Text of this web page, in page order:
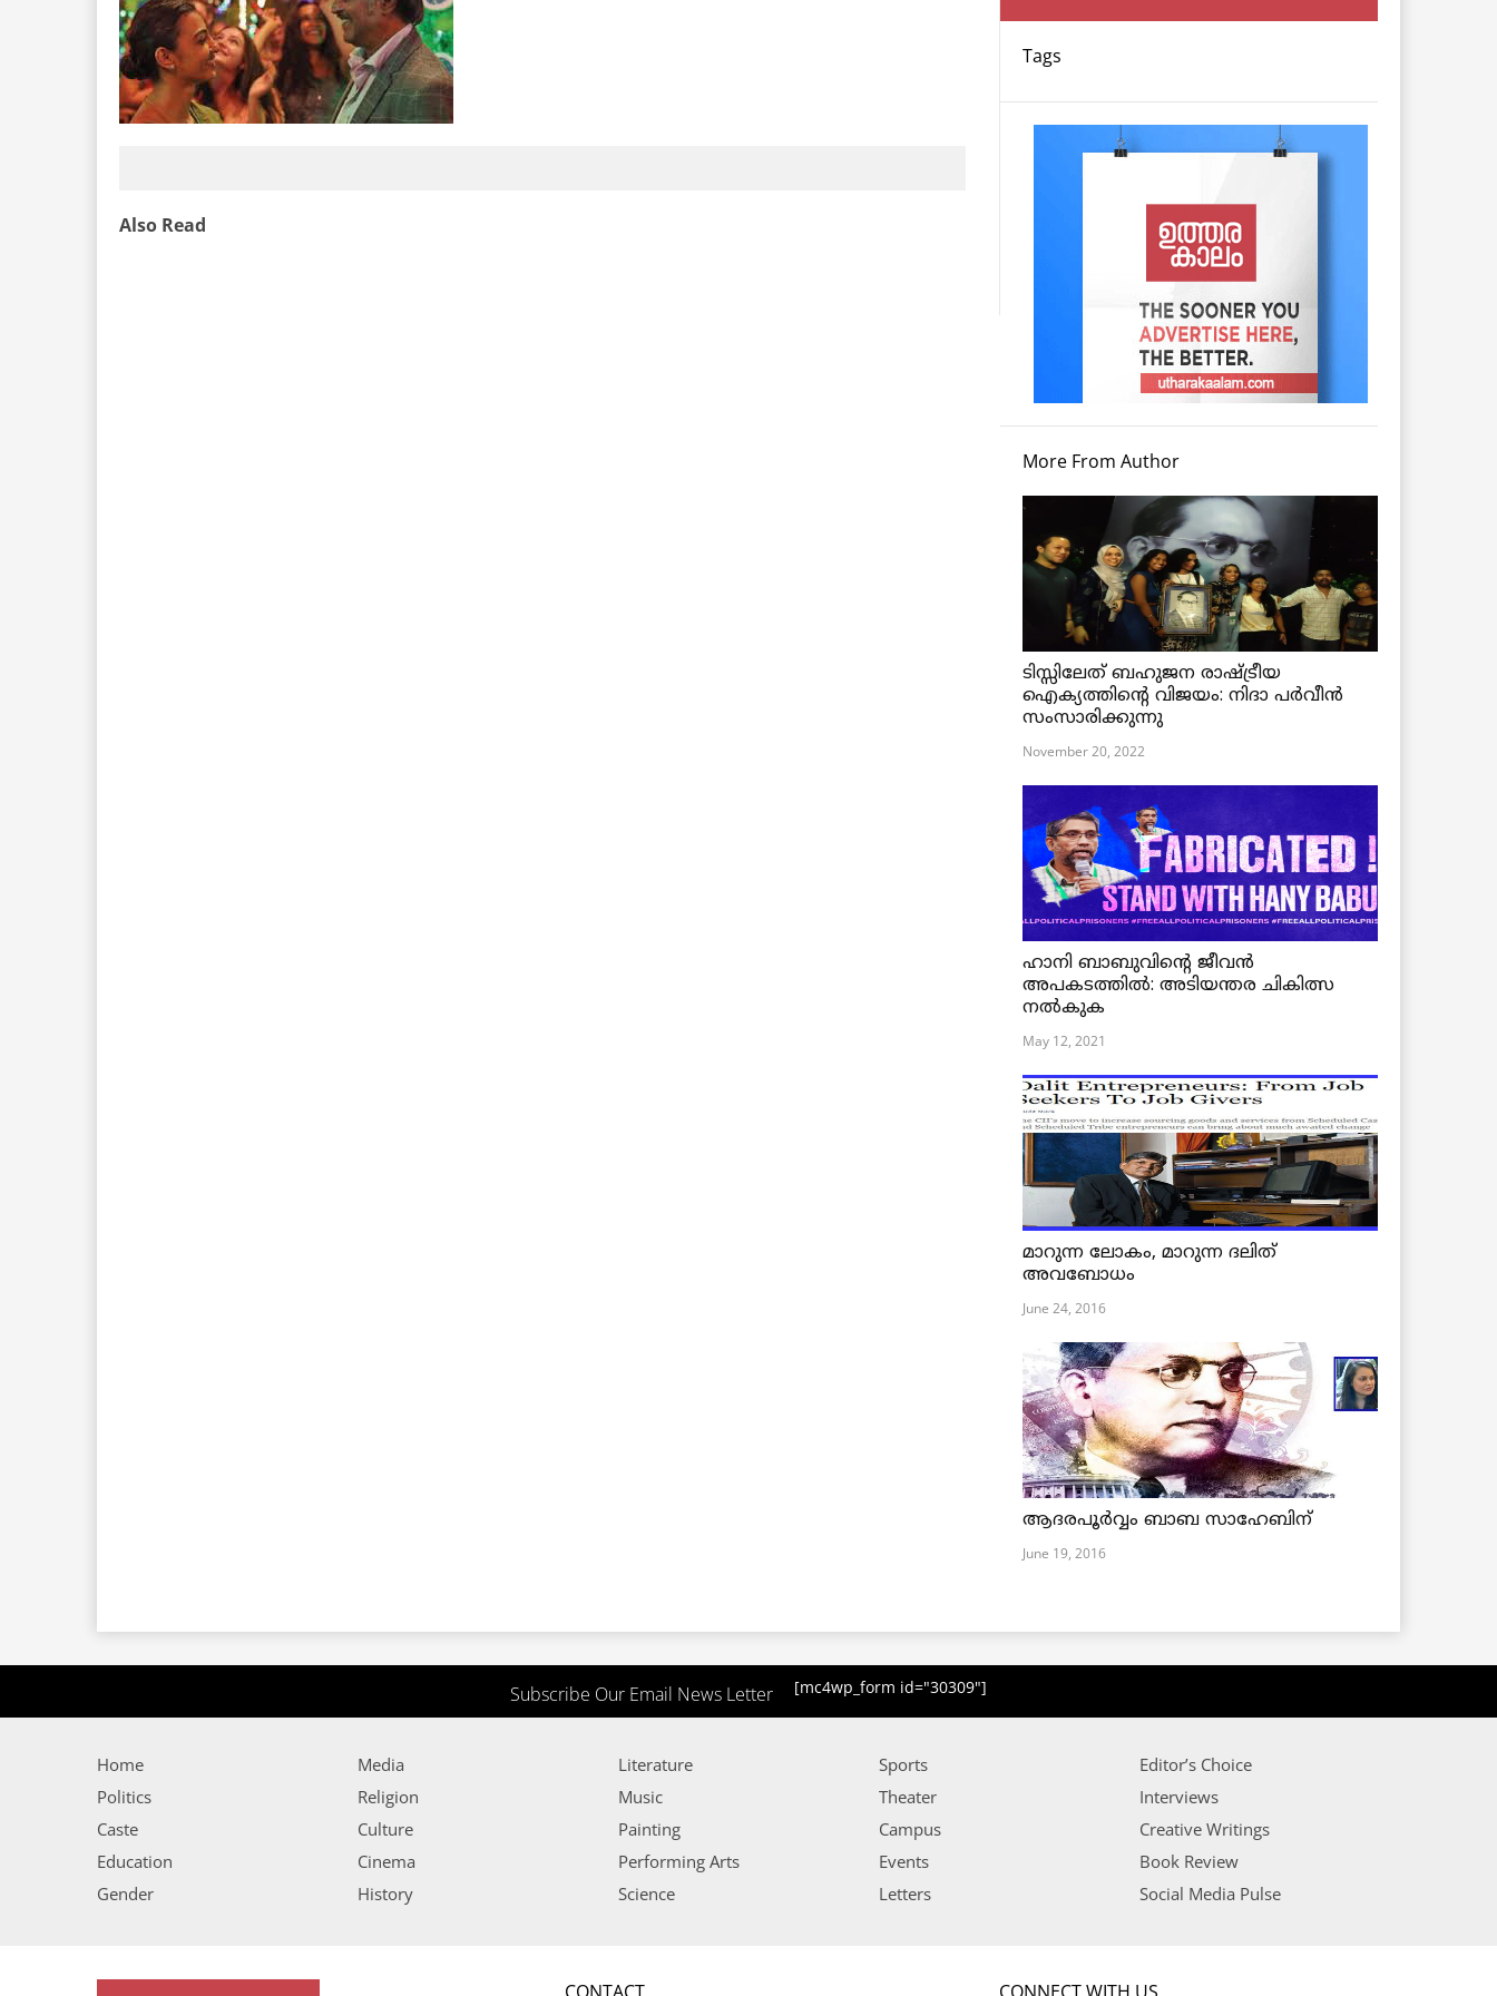
Also Read
Tags
More From Author
ടിസ്സിലേത് ബഹുജന രാഷ്ട്രീയ
ഐക്യത്തിന്റെ വിജയം: നിദാ പർവീൻ
സംസാരിക്കുന്നു
November 20, 2022
ഹാനി ബാബുവിന്റെ ജീവൻ
അപകടത്തിൽ: അടിയന്തര ചികിത്സ
നൽകുക
May 12, 2021
മാറുന്ന ലോകം, മാറുന്ന ദലിത്
അവബോധം
June 24, 2016
ആദരപൂര്‍വ്വം ബാബ സാഹേബിന്
June 19, 2016
Subscribe Our Email News Letter [mc4wp_form id="30309"]
Home
Politics
Caste
Education
Gender
Media
Religion
Culture
Cinema
History
Literature
Music
Painting
Performing Arts
Science
Sports
Theater
Campus
Events
Letters
Editor’s Choice
Interviews
Creative Writings
Book Review
Social Media Pulse